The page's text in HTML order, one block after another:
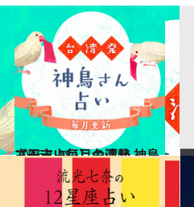
2026.1.18
【干支占い】台湾発 神鳥さん占い毎月の運勢
占い